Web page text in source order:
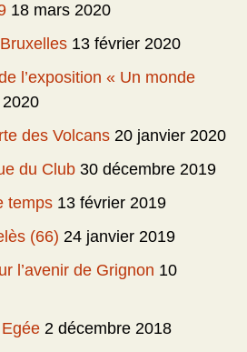
18 mars 2020
13 février 2020
l’exposition « Un monde
des Volcans 20 janvier 2020
du Club 30 décembre 2019
temps 13 février 2019
(66) 24 janvier 2019
l’avenir de Grignon 10
2 décembre 2018